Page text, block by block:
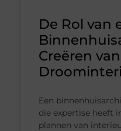
De Rol van
Creëren
Een
die expertise heeft
plannen van